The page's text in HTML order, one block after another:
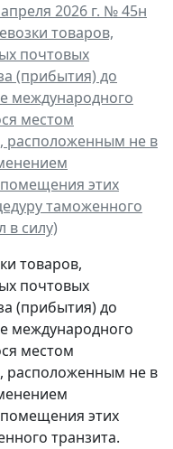
2026 г. № 45н
товаров,
почтовых
(прибытия) до
международного
местом
расположенным не в
этих
таможенного
в силу)
товаров,
почтовых
(прибытия) до
международного
местом
расположенным не в
этих
транзита.